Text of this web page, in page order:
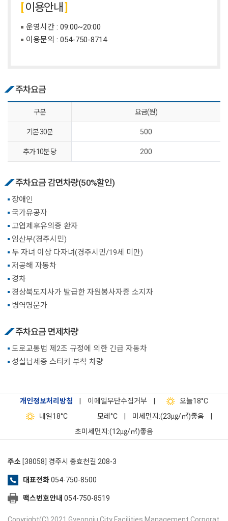
이용안내
운영시간 : 09:00~20:00
이용문의 : 054-750-8714
주차요금
구분 요금(원)
기본 30분 500
추가 10분 당 200
주차요금 감면차량(50%할인)
장애인
국가유공자
고엽제후유의증 환자
임산부(경주시민)
두 자녀 이상 다자녀(경주시민/19세 미만)
저공해 자동차
경차
경상북도지사가 발급한 자원봉사자증 소지자
병역명문가
주차요금 면제차량
도로교통법 제2조 규정에 의한 긴급 자동차
성실납세증 스티커 부착 차량
개인정보처리방침 이메일무단수집거부 오늘18°C
내일18°C 모레 °C 미세먼지:(23㎍/㎥)좋음
초미세먼지:(12㎍/㎥)좋음
주소 [38058] 경주시 충효천길 208-3
대표전화054-750-8500
팩스번호안내 054-750-8519
Copyright(C) 2021 Gyeongju City Facilities Management Corporat